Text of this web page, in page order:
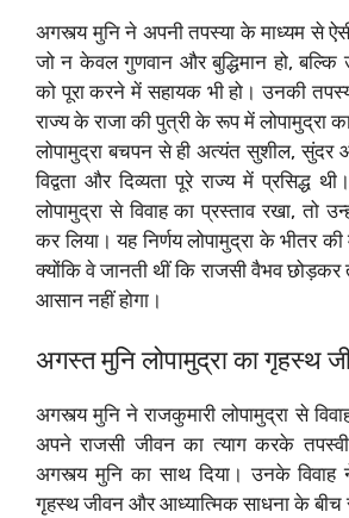
अगस्त्य मुनि ने अपनी तपस्या के माध्यम से
जो न केवल गुणवान और बुद्धिमान हो,
को पूरा करने में सहायक भी हो। उनकी
राज्य के राजा की पुत्री के रूप में लोपामुद्रा
लोपामुद्रा बचपन से ही अत्यंत सुशील, सुंदर
विद्वता और दिव्यता पूरे राज्य में प्रसिद्ध
लोपामुद्रा से विवाह का प्रस्ताव रखा, तो
कर लिया। यह निर्णय लोपामुद्रा के भीतर की
क्योंकि वे जानती थीं कि राजसी वैभव छोड़कर
आसान नहीं होगा।
अगस्त मुनि लोपामुद्रा का गृहस्थ
अगस्त्य मुनि ने राजकुमारी लोपामुद्रा से
अपने राजसी जीवन का त्याग करके
अगस्त्य मुनि का साथ दिया। उनके
गृहस्थ जीवन और आध्यात्मिक साधना के